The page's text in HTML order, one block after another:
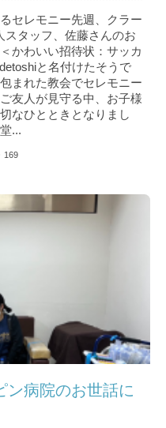
セレモニー先週、クラー
スタッフ、佐藤さんのお
かわいい招待状：サッカ
と名付けたそうで
まれた教会でセレモニー
友人が見守る中、お子様
なひとときとなりまし
...
169
ン病院のお世話に